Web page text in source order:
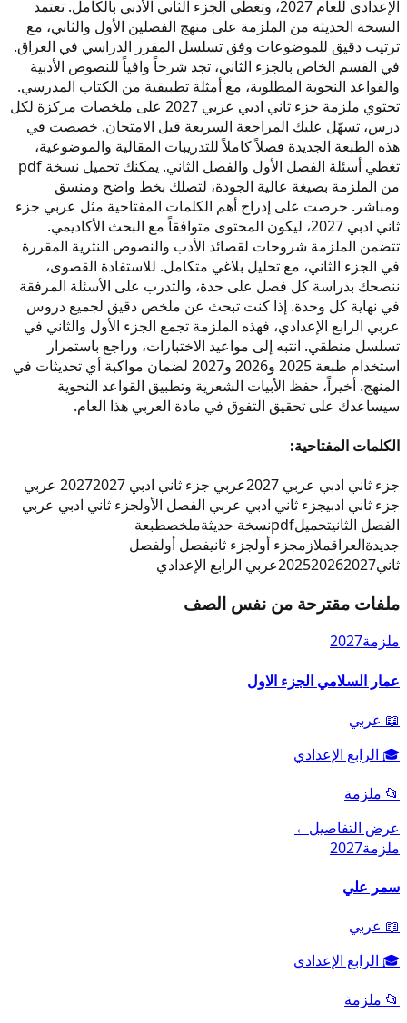
الإعدادي للعام 2027، وتغطي الجزء الثاني الأدبي بالكامل. تعتمد
النسخة الحديثة من الملزمة على منهج الفصلين الأول والثاني، مع
ترتيب دقيق للموضوعات وفق تسلسل المقرر الدراسي في العراق.
في القسم الخاص بالجزء الثاني، تجد شرحاً وافياً للنصوص الأدبية
والقواعد النحوية المطلوبة، مع أمثلة تطبيقية من الكتاب المدرسي.
تحتوي ملزمة جزء ثاني ادبي عربي 2027 على ملخصات مركزة لكل
درس، تسهّل عليك المراجعة السريعة قبل الامتحان. خصصت في
هذه الطبعة الجديدة فصلاً كاملاً للتدريبات المقالية والموضوعية،
تغطي أسئلة الفصل الأول والفصل الثاني. يمكنك تحميل نسخة pdf
من الملزمة بصيغة عالية الجودة، لتصلك بخط واضح ومنسق
ومباشر. حرصت على إدراج أهم الكلمات المفتاحية مثل عربي جزء
ثاني ادبي 2027، ليكون المحتوى متوافقاً مع البحث الأكاديمي.
تتضمن الملزمة شروحات لقصائد الأدب والنصوص النثرية المقررة
في الجزء الثاني، مع تحليل بلاغي متكامل. للاستفادة القصوى،
ننصحك بدراسة كل فصل على حدة، والتدرب على الأسئلة المرفقة
في نهاية كل وحدة. إذا كنت تبحث عن ملخص دقيق لجميع دروس
عربي الرابع الإعدادي، فهذه الملزمة تجمع الجزء الأول والثاني في
تسلسل منطقي. انتبه إلى مواعيد الاختبارات، وراجع باستمرار
استخدام طبعة 2025 و2026 و2027 لضمان مواكبة أي تحديثات في
المنهج. أخيراً، حفظ الأبيات الشعرية وتطبيق القواعد النحوية
سيساعدك على تحقيق التفوق في مادة العربي هذا العام.
الكلمات المفتاحية:
جزء ثاني ادبي عربي 2027
عربي جزء ثاني ادبي 2027
2027 عربي
جزء ثاني ادبيجزء ثاني ادبي عربي الفصل الأولجزء ثاني ادبي عربي
الفصل الثانيتحميلpdfنسخة حديثةملخصطبعة
جديدةالعراقملازمجزء أولجزء ثانيفصل أولفصل
ثاني
202520262027 عربي الرابع الإعدادي
ملفات مقترحة من نفس الصف
ملزمة2027
عمار السلامي الجزء الاول
📖 عربي
🎓 الرابع الإعدادي
📂 ملزمة
عرض التفاصيل←
ملزمة2027
سمر علي
📖 عربي
🎓 الرابع الإعدادي
📂 ملزمة